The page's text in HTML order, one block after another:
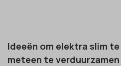
Ideeën om elektra slim
meteen te